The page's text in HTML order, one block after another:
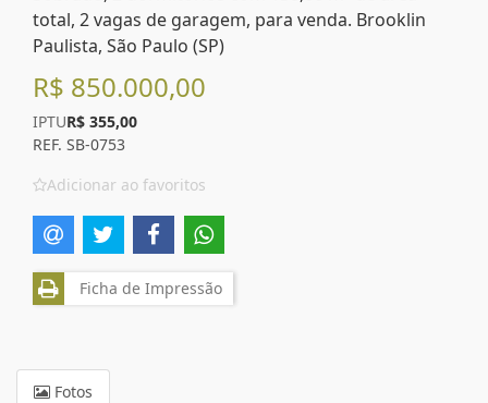
total, 2 vagas de garagem, para venda. Brooklin
Paulista, São Paulo (SP)
R$ 850.000,00
IPTUR$ 355,00
REF. SB-0753
Adicionar ao favoritos
Ficha de Impressão
Fotos